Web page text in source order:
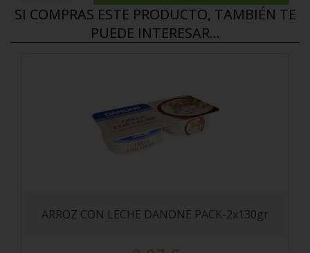
SI COMPRAS ESTE PRODUCTO, TAMBIÉN TE
PUEDE INTERESAR...
ARROZ CON LECHE DANONE PACK-2x130gr